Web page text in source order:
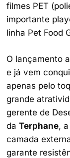
filmes PET
importante
linha Pet Food
O lançamento
e já vem
apenas pelo
grande
gerente de
da Terphane,
camada
garante